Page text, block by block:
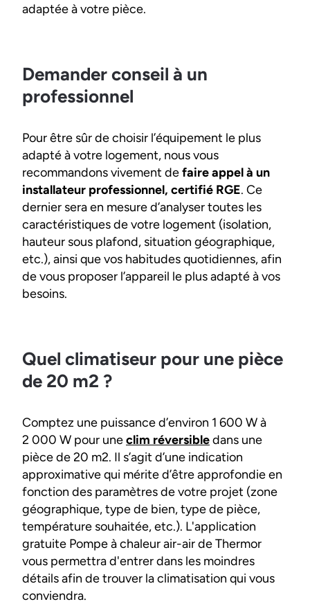
adaptée à votre pièce.
Demander conseil à un
professionnel
Pour être sûr de choisir l’équipement le plus
adapté à votre logement, nous vous
recommandons vivement defaire appel à un
installateur professionnel, certifié RGE. Ce
dernier sera en mesure d’analyser toutes les
caractéristiques de votre logement (isolation,
hauteur sous plafond, situation géographique,
etc.), ainsi que vos habitudes quotidiennes, afin
de vous proposer l’appareil le plus adapté à vos
besoins.
Quel climatiseur pour une pièce
de 20 m2 ?
Comptez une puissance d’environ 1 600 W à
2 000 W pour uneclim réversibledans une
pièce de 20 m2. Il s’agit d’une indication
approximative qui mérite d’être approfondie en
fonction des paramètres de votre projet (zone
géographique, type de bien, type de pièce,
température souhaitée, etc.). L'application
gratuite Pompe à chaleur air-air de Thermor
vous permettra d'entrer dans les moindres
détails afin de trouver la climatisation qui vous
conviendra.